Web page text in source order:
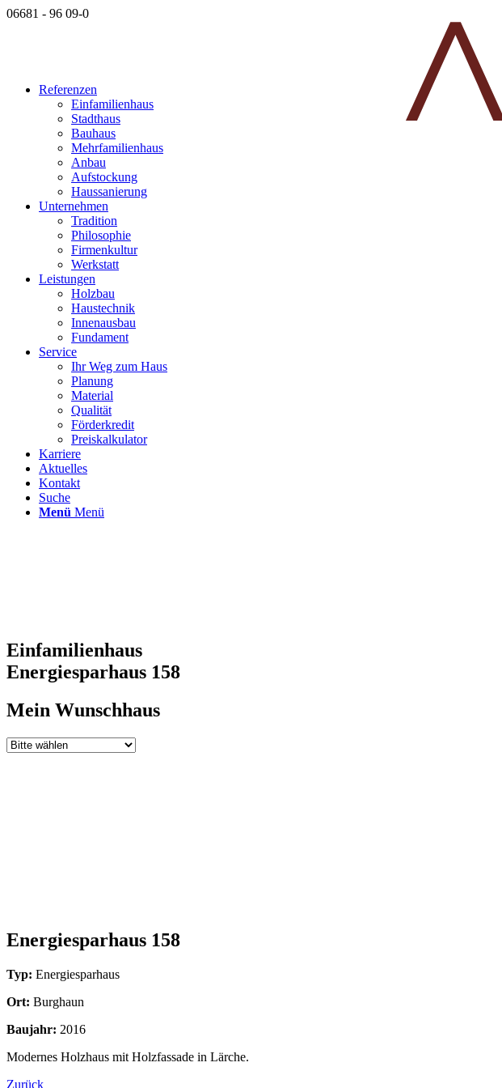
06681 - 96 09-0
Referenzen
Einfamilienhaus
Stadthaus
Bauhaus
Mehrfamilienhaus
Anbau
Aufstockung
Haussanierung
Unternehmen
Tradition
Philosophie
Firmenkultur
Werkstatt
Leistungen
Holzbau
Haustechnik
Innenausbau
Fundament
Service
Ihr Weg zum Haus
Planung
Material
Qualität
Förderkredit
Preiskalkulator
Karriere
Aktuelles
Kontakt
Suche
Menü Menü
Einfamilienhaus
Energiesparhaus 158
Mein Wunschhaus
Energiesparhaus 158
Typ: Energiesparhaus
Ort: Burghaun
Baujahr: 2016
Modernes Holzhaus mit Holzfassade in Lärche.
Zurück